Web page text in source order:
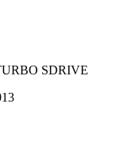
SDRIVE